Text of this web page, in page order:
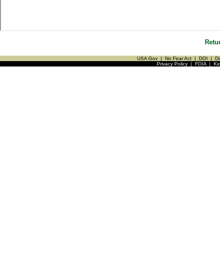
USA Gov | No Fear Act | DOI |
Privacy Policy| FOIA|